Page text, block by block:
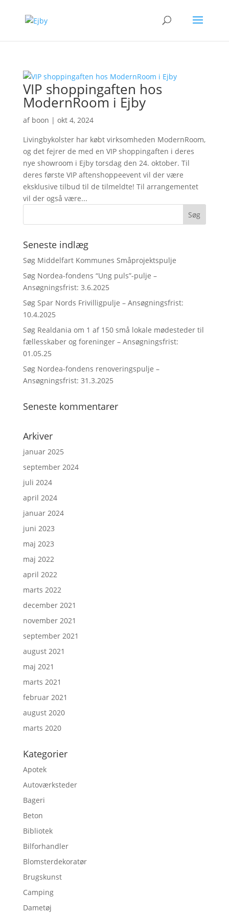
VIP shoppingaften hos
ModernRoom i Ejby
af boon | okt 4, 2024
Livingbykolster har købt virksomheden ModernRoom,
og det fejrer de med en VIP shoppingaften i deres
nye showroom i Ejby torsdag den 24. oktober. Til
deres første VIP aftenshoppeevent vil der være
eksklusive tilbud til de tilmeldte! Til arrangementet
vil der også være...
Seneste indlæg
Søg Middelfart Kommunes Småprojektspulje
Søg Nordea-fondens “Ung puls”-pulje –
Ansøgningsfrist: 3.6.2025
Søg Spar Nords Frivilligpulje – Ansøgningsfrist:
10.4.2025
Søg Realdania om 1 af 150 små lokale mødesteder til
fællesskaber og foreninger – Ansøgningsfrist:
01.05.25
Søg Nordea-fondens renoveringspulje –
Ansøgningsfrist: 31.3.2025
Seneste kommentarer
Arkiver
januar 2025
september 2024
juli 2024
april 2024
januar 2024
juni 2023
maj 2023
maj 2022
april 2022
marts 2022
december 2021
november 2021
september 2021
august 2021
maj 2021
marts 2021
februar 2021
august 2020
marts 2020
Kategorier
Apotek
Autoværksteder
Bageri
Beton
Bibliotek
Bilforhandler
Blomsterdekoratør
Brugskunst
Camping
Dametøj